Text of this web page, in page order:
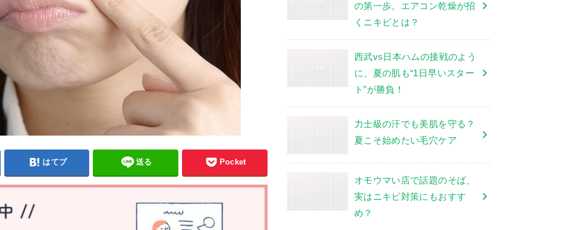
はてブ 送る Pocket
の第一歩。エアコン乾燥が招
くニキビとは？
西武vs日本ハムの接戦のよう
に、夏の肌も“1日早いスター
ト”が勝負！
力士級の汗でも美肌を守る？
夏こそ始めたい毛穴ケア
オモウマい店で話題のそば、
実はニキビ対策にもおすす
め？